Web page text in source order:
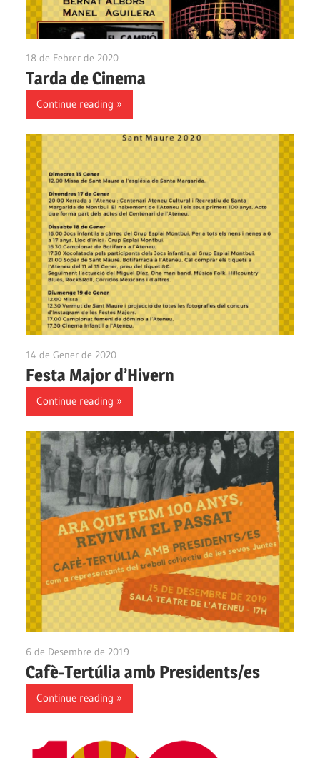
18 de Febrer de 2020
Tarda de Cinema
Continue reading
14 de Gener de 2020
Festa Major d’Hivern
Continue reading
6 de Desembre de 2019
Cafè-Tertúlia amb Presidents/es
Continue reading